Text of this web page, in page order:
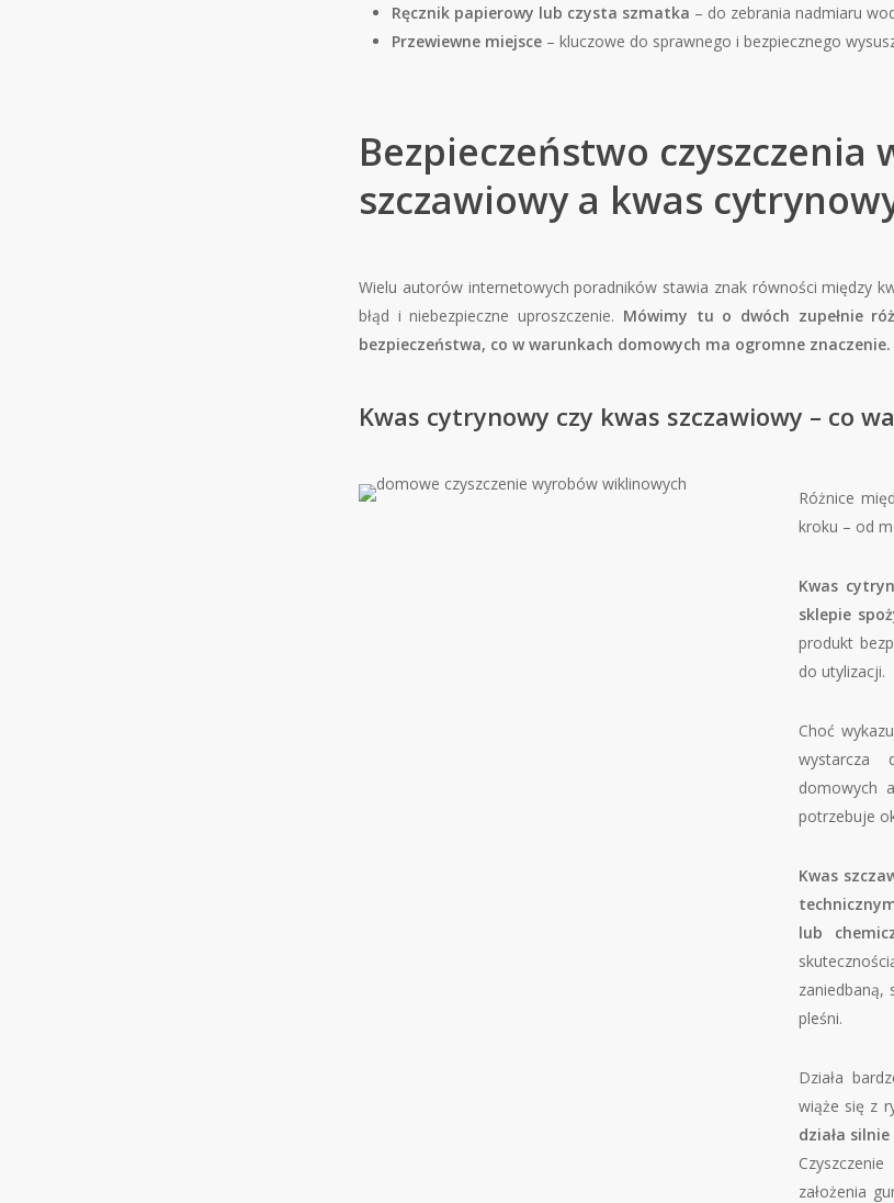
Ręcznik papierowy lub czysta szmatka – do zebrania nadmiaru
Przewiewne miejsce – kluczowe do sprawnego i bezpiecznego
Bezpieczeństwo
szczawiowy a kwas
Wielu autorów internetowych poradników stawia znak równości między
błąd i niebezpieczne uproszczenie. Mówimy tu o dwóch zupełnie
bezpieczeństwa, co w warunkach domowych ma ogromne znaczenie.
Kwas cytrynowy czy kwas szczawiowy – co
Różnice
kroku – od
Kwas
sklepie
produkt
do utylizacji.
Choć
wystarcza
domowych
potrzebuje
Kwas
lub
zaniedbaną,
pleśni.
Działa
wiąże się z
działa
założenia